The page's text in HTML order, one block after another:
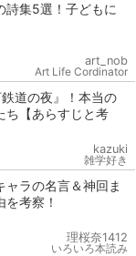
詩集5選！子どもに
art_nob
Art Life Cordinator
道の夜』！本当の
ち【あらすじと考
kazuki
雑学好き
ラの名言＆神回ま
考察！
理桜奈1412
いろいろ本読み